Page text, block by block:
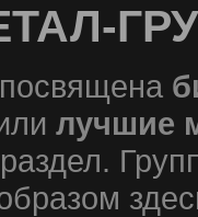
лучшие